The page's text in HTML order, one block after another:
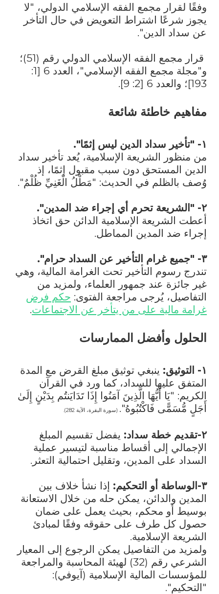
وفقًا لقرار مجمع الفقه الإسلامي الدولي، "لا
يجوز شرعًا اشتراط التعويض في حال التأخر
عن سداد الدين".
قرار مجمع الفقه الإسلامي الدولي رقم (51)؛
و"مجلة مجمع الفقه الإسلامي"، العدد 6 [1:
193]؛ والعدد 6 [2: 9].
مفاهيم خاطئة شائعة
١- "تأخير سداد الدين ليس إثمًا".
من منظور الشريعة الإسلامية، يُعد تأخير سداد
الدين المستحق دون سبب مقبول إثمًا، إذ
وُصف بالظلم في الحديث: "مَطْلُ الْغَنِيِّ ظُلْمٌ".
٢- "الشريعة تحرم أي إجراء ضد المدين".
أعطت الشريعة الإسلامية الدائن حق اتخاذ
إجراء ضد المدين المماطل.
٣- "جميع غرام التأخير عن السداد حرام".
تندرج رسوم التأخير تحت الغرامة المالية، وهي
غير جائزة عند جمهور العلماء، ولمزيد من
التفاصيل، يُرجى مراجعة الفتوى: حكم فرض
غرامة مالية على من يتأخر عن الاجتماعات.
الحلول وأفضل الممارسات
١- التوثيق:
ينبغي توثيق مبلغ القرض مع المدة
المتفق عليها للسداد، كما ورد في القرآن
الكريم: "يَا أَيُّهَا الَّذِينَ آمَنُوا إِذَا تَدَايَنتُم بِدَيْنٍ إِلَىٰ
أَجَلٍ مُّسَمًّى فَاكْتُبُوهُ". (سورة البقرة، الآية 282).
٢-تقديم خطة سداد:
يفضل تقسيم المبلغ
الإجمالي إلى أقساط مناسبة لتيسير عملية
السداد على المدين، وتقليل احتمالية التعثر.
٣-الوساطة أو التحكيم:
إذا نشأ خلاف بين
المدين والدائن، يمكن حله من خلال الاستعانة
بوسيط أو محكم، بحيث يعمل على ضمان
حصول كل طرف على حقوقه وفقًا لمبادئ
الشريعة الإسلامية.
ولمزيد من التفاصيل يمكن الرجوع إلى المعيار
الشرعي رقم (32) لهيئة المحاسبة والمراجعة
للمؤسسات المالية الإسلامية (آيوفي):
"التحكيم".